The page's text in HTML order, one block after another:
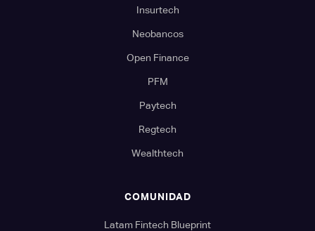
Insurtech
Neobancos
Open Finance
PFM
Paytech
Regtech
Wealthtech
COMUNIDAD
Latam Fintech Blueprint